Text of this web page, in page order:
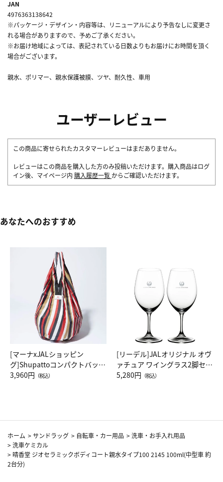
JAN
4976363138642
※パッケージ・デザイン・内容等は、リニューアルにより予告なしに変更さ
れる場合がありますので、予めご了承ください。
※お届け地域によっては、表記されている日数よりもお届けにお時間を頂く
場合がございます。
親水、ポリマー、親水保護被膜、ツヤ、耐久性、車用
ユーザーレビュー
この商品に寄せられたカスタマーレビューはまだありません。
レビューはこの商品を購入した方のみ投稿いただけます。購入商品はログ
イン後、マイページ内 購入履歴一覧 からご確認いただけます。
あなたへのおすすめ
[マーナxJALショッピン
グ]Shupattoコンパクトバッグ
Drop JAL客室乗務員（LC）ス
3,960円 （税込）
[リーデル]JALオリジナル オヴ
ァチュア ワイングラス2脚セッ
ト（レッドワイン）
5,280円 （税込）
ホーム >サンドラッグ > 自転車・カー用品 >洗車・お手入れ用品
>洗車ケミカル
> 晴香堂 ジオセラミックボディコート親水タイプ100 2145 100ml(中型車 約
2台分)